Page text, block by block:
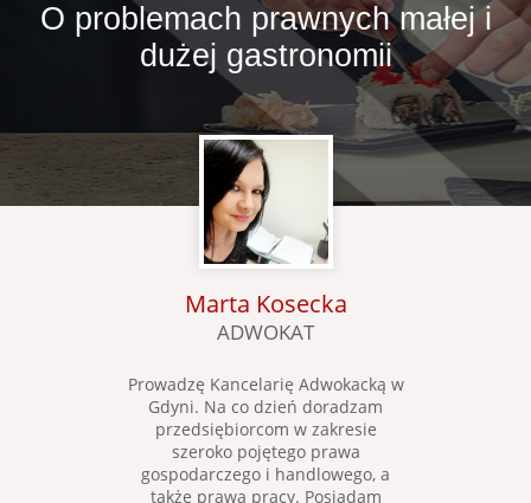
O problemach prawnych małej i
dużej gastronomii
Marta Kosecka
ADWOKAT
Prowadzę Kancelarię Adwokacką w
Gdyni. Na co dzień doradzam
przedsiębiorcom w zakresie
szeroko pojętego prawa
gospodarczego i handlowego, a
także prawa pracy. Posiadam